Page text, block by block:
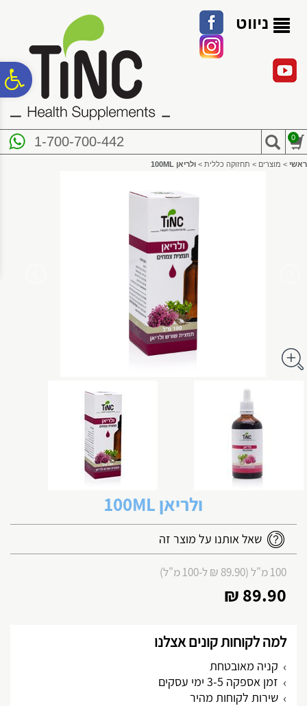
נגישות
ניווט
1-700-700-442 0
ראשי > מוצרים > תחזוקה כללית > ולריאן 100ML
ולריאן 100ML
שאל אותנו על מוצר זה
100 מ"ל (89.90 ₪ ל-100 מ"ל)
89.90 ₪
למה לקוחות קונים אצלנו
קניה מאובטחת
זמן אספקה 3-5 ימי עסקים
שירות לקוחות מהיר